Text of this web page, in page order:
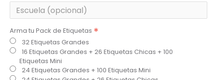
Arma tu Pack de Etiquetas
32 Etiquetas Grandes
16 Etiquetas Grandes + 26 Etiquetas Chicas + 100
Etiquetas Mini
24 Etiquetas Grandes + 100 Etiquetas Mini